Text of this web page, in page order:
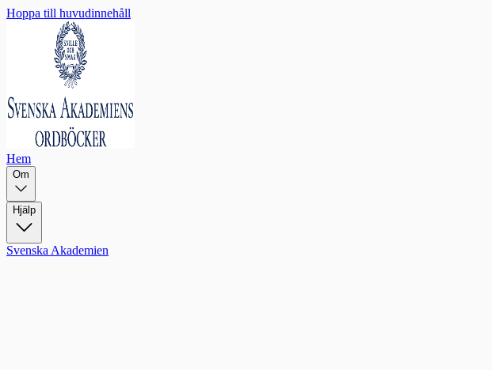
Hoppa till huvudinnehåll
Hem
Om
Hjälp
Svenska Akademien